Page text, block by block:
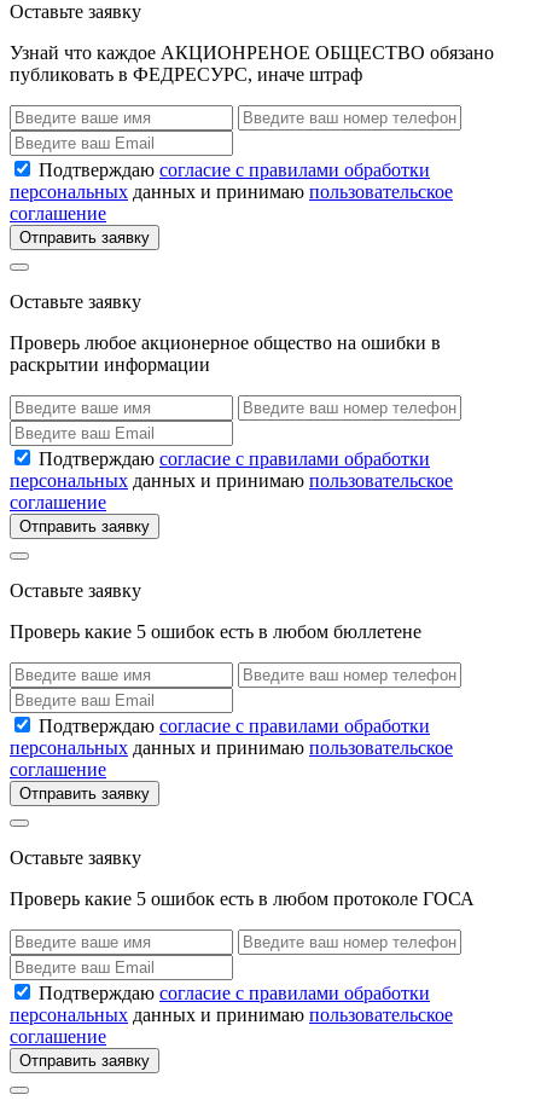
Оставьте заявку
Узнай что каждое АКЦИОНРЕНОЕ ОБЩЕСТВО обязано
публиковать в ФЕДРЕСУРС, иначе штраф
Подтверждаю согласие с правилами обработки
персональных данных и принимаю пользовательское
соглашение
Отправить заявку
Оставьте заявку
Проверь любое акционерное общество на ошибки в
раскрытии информации
Подтверждаю согласие с правилами обработки
персональных данных и принимаю пользовательское
соглашение
Отправить заявку
Оставьте заявку
Проверь какие 5 ошибок есть в любом бюллетене
Подтверждаю согласие с правилами обработки
персональных данных и принимаю пользовательское
соглашение
Отправить заявку
Оставьте заявку
Проверь какие 5 ошибок есть в любом протоколе ГОСА
Подтверждаю согласие с правилами обработки
персональных данных и принимаю пользовательское
соглашение
Отправить заявку